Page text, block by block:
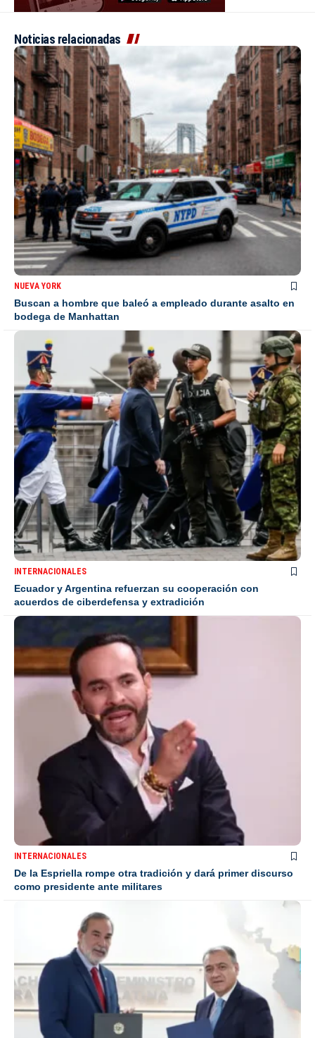
Noticias relacionadas
NUEVA YORK
Buscan a hombre que baleó a empleado durante asalto en
bodega de Manhattan
INTERNACIONALES
Ecuador y Argentina refuerzan su cooperación con
acuerdos de ciberdefensa y extradición
INTERNACIONALES
De la Espriella rompe otra tradición y dará primer discurso
como presidente ante militares